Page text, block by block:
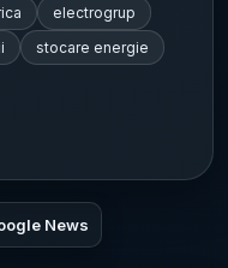
electrogrup
stocare energie
News